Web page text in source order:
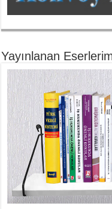
Yayınlanan